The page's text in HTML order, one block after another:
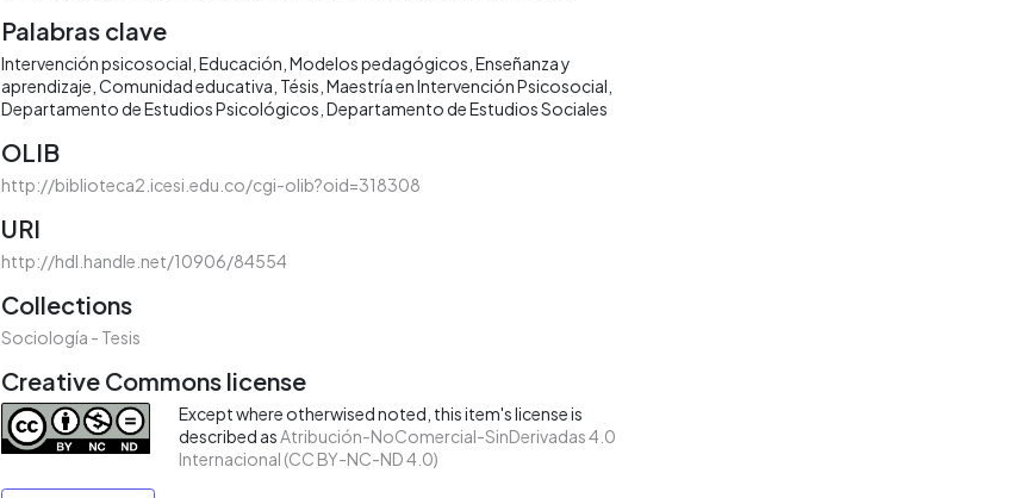
Palabras clave
Intervención psicosocial Educación Modelos pedagógicos Enseñanza y
aprendizaje Comunidad educativa Tésis Maestría en Intervención Psicosocial
Departamento de Estudios Psicológicos Departamento de Estudios Sociales
OLIB
http://biblioteca2.icesi.edu.co/cgi-olib?oid=318308
URI
http://hdl.handle.net/10906/84554
Collections
Sociología - Tesis
Creative Commons license
Except where otherwised noted, this item's license is
described as Atribución-NoComercial-SinDerivadas 4.0
Internacional (CC BY-NC-ND 4.0)